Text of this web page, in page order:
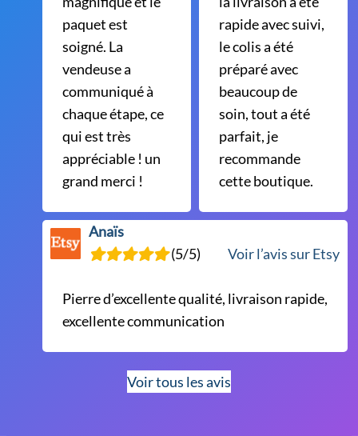
paquet est
soigné. La
vendeuse a
communiqué à
chaque étape, ce
qui est très
appréciable ! un
grand merci !
rapide avec suivi,
le colis a été
préparé avec
beaucoup de
soin, tout a été
parfait, je
recommande
cette boutique.
Anaïs
(5/5)
Voir l’avis sur Etsy
Pierre d’excellente qualité, livraison rapide,
excellente communication
Voir tous les avis